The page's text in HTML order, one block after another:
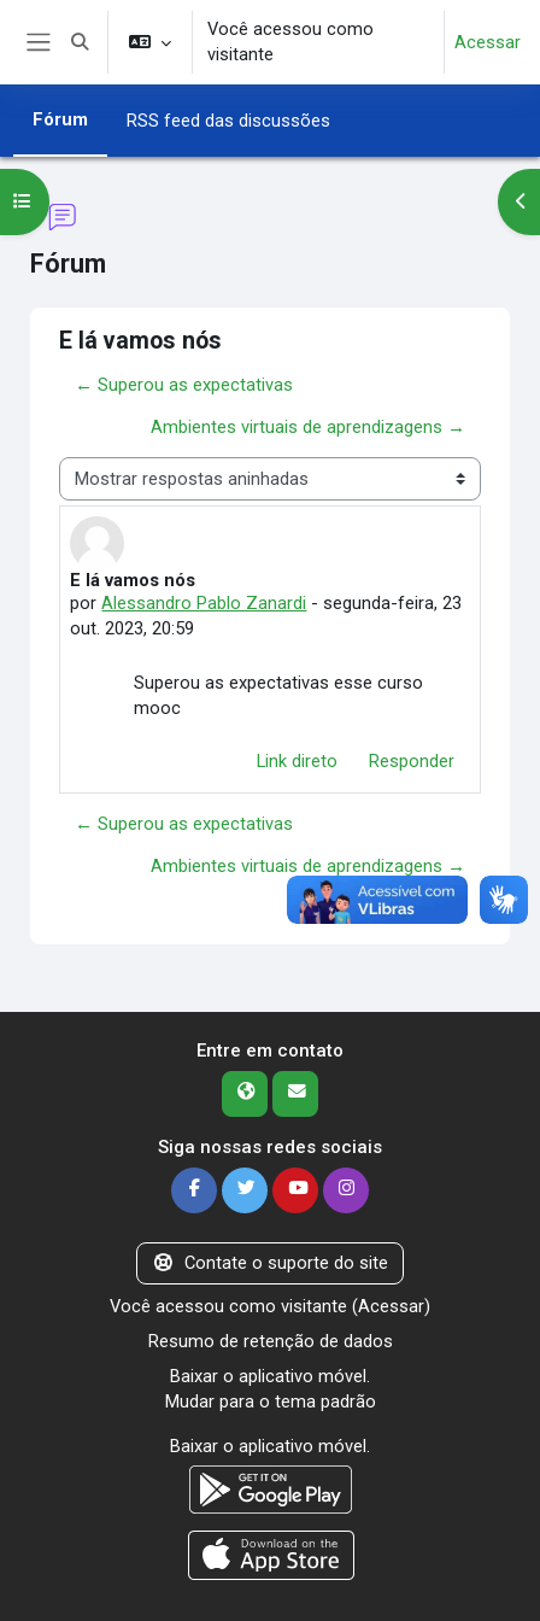
Ir para o conteúdo principal
Alternar entrada de pesquisa
Você acessou como
visitante
Acessar
Fórum RSS feed das discussões
Fórum
Abrir índice do curso
E lá vamos nós
← Superou as expectativas
Ambientes virtuais de aprendizagens →
Modo de visualização
E lá vamos nós
porAlessandro Pablo Zanardi -segunda-feira, 23
out. 2023, 20:59
Número de respostas: 0
Superou as expectativas esse curso
mooc
Link direto Responder
← Superou as expectativas
Ambientes virtuais de aprendizagens →
Entre em contato
Siga nossas redes sociais
Contate o suporte do site
Você acessou como visitante (Acessar)
Resumo de retenção de dados
Baixar o aplicativo móvel.
Mudar para o tema padrão
Baixar o aplicativo móvel.